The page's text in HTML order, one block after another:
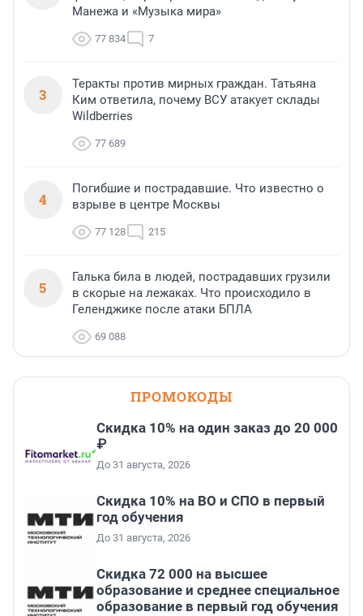
Манежа и «Музыка мира»
77 834 7
3
Теракты против мирных граждан. Татьяна
Ким ответила, почему ВСУ атакует склады
Wildberries
77 689
4
Погибшие и пострадавшие. Что известно о
взрыве в центре Москвы
77 128 215
5
Галька била в людей, пострадавших грузили
в скорые на лежаках. Что происходило в
Геленджике после атаки БПЛА
69 088
ПРОМОКОДЫ
Скидка 10% на один заказ до 20 000
₽
До 31 августа, 2026
Скидка 10% на ВО и СПО в первый
год обучения
До 31 августа, 2026
Скидка 72 000 на высшее
образование и среднее специальное
образование в первый год обучения